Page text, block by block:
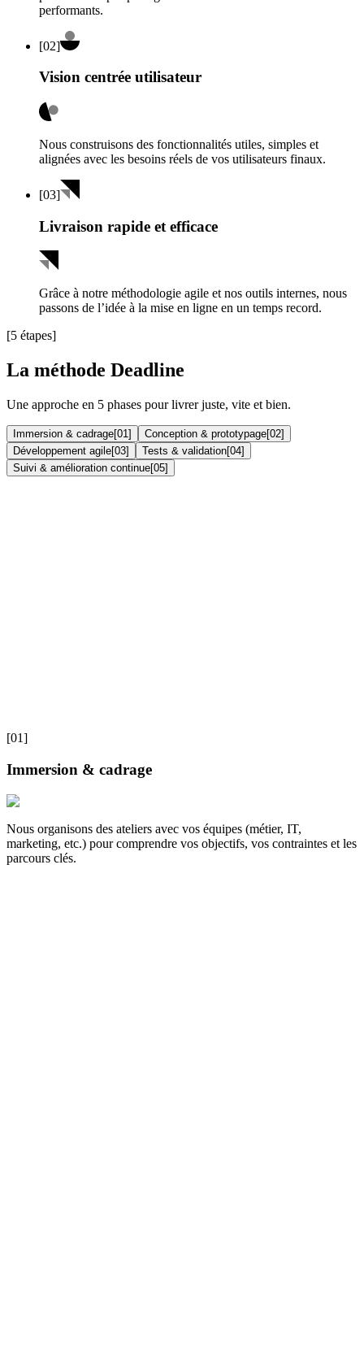
performants.
[02]
Vision centrée utilisateur
Nous construisons des fonctionnalités utiles, simples et
alignées avec les besoins réels de vos utilisateurs finaux.
[03]
Livraison rapide et efficace
Grâce à notre méthodologie agile et nos outils internes, nous
passons de l’idée à la mise en ligne en un temps record.
[5 étapes]
La méthode Deadline
Une approche en 5 phases pour livrer juste, vite et bien.
Immersion & cadrage[01] Conception & prototypage[02]
Développement agile[03] Tests & validation[04]
Suivi & amélioration continue[05]
[01]
Immersion & cadrage
Nous organisons des ateliers avec vos équipes (métier, IT,
marketing, etc.) pour comprendre vos objectifs, vos contraintes et les
parcours clés.